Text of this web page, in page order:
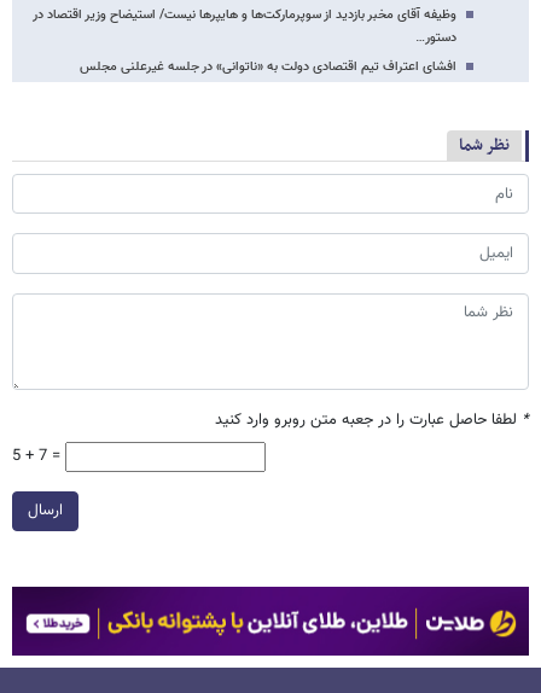
وظیفه آقای مخبر بازدید از سوپرمارکت‌ها و هایپرها نیست/ استیضاح وزیر اقتصاد در
دستور…
افشای اعتراف تیم اقتصادی دولت به «ناتوانی» در جلسه غیرعلنی مجلس
نظر شما
* لطفا حاصل عبارت را در جعبه متن روبرو وارد کنید
5 + 7 =
ارسال